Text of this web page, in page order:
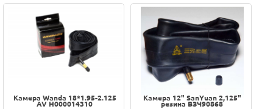
Камера Wanda 18*1.95-2.125
AV H000014310
Камера 12" SanYuan 2,125"
резина ВЗЧ90868